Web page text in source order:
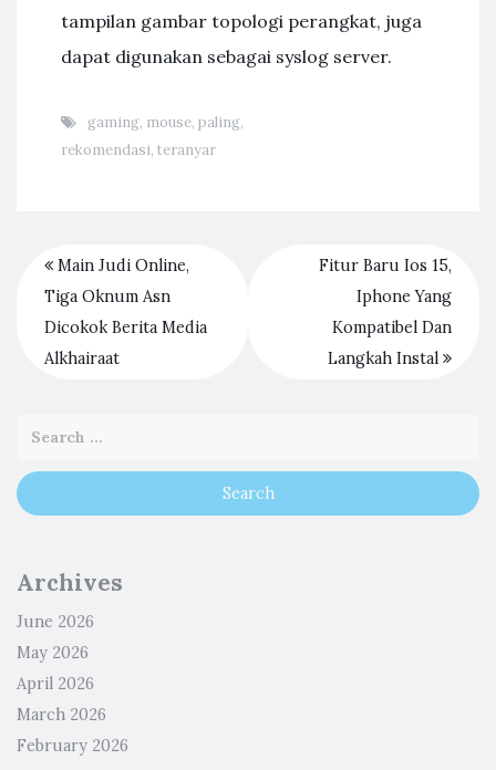
tampilan gambar topologi perangkat, juga
dapat digunakan sebagai syslog server.
gaming, mouse, paling,
rekomendasi, teranyar
Main Judi Online,
Tiga Oknum Asn
Dicokok Berita Media
Alkhairaat
Fitur Baru Ios 15,
Iphone Yang
Kompatibel Dan
Langkah Instal
Archives
June 2026
May 2026
April 2026
March 2026
February 2026